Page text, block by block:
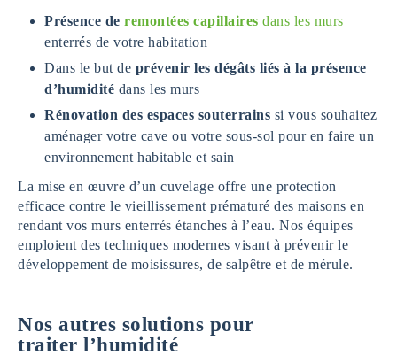
Présence de remontées capillaires dans les murs
enterrés de votre habitation
Dans le but de prévenir les dégâts liés à la présence
d’humidité dans les murs
Rénovation des espaces souterrains si vous souhaitez
aménager votre cave ou votre sous-sol pour en faire un
environnement habitable et sain
La mise en œuvre d’un cuvelage offre une protection
efficace contre le vieillissement prématuré des maisons en
rendant vos murs enterrés étanches à l’eau. Nos équipes
emploient des techniques modernes visant à prévenir le
développement de moisissures, de salpêtre et de mérule.
Nos autres solutions pour
traiter l’humidité